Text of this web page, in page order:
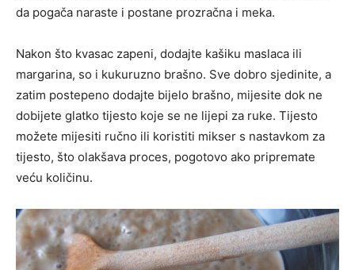
da pogača naraste i postane prozračna i meka.
Nakon što kvasac zapeni, dodajte kašiku maslaca ili
margarina, so i kukuruzno brašno. Sve dobro sjedinite, a
zatim postepeno dodajte bijelo brašno, mijesite dok ne
dobijete glatko tijesto koje se ne lijepi za ruke. Tijesto
možete mijesiti ručno ili koristiti mikser s nastavkom za
tijesto, što olakšava proces, pogotovo ako pripremate
veću količinu.